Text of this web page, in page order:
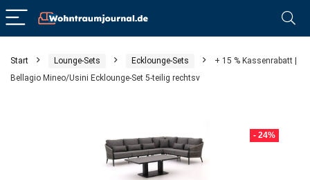
Start Lounge-Sets Ecklounge-Sets
+ 15 % Kassenrabatt |
Bellagio Mineo/Usini Ecklounge-Set 5-teilig rechtsv
- 24%